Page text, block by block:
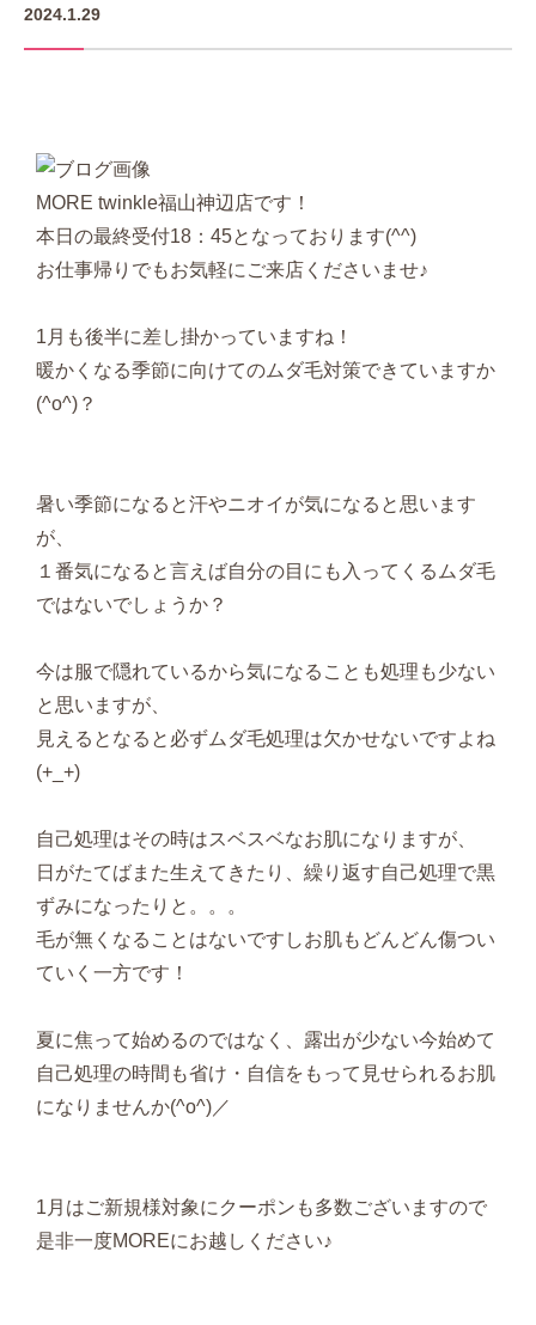
2024.1.29
MORE twinkle福山神辺店です！
本日の最終受付18：45となっております(^^)
お仕事帰りでもお気軽にご来店くださいませ♪
1月も後半に差し掛かっていますね！
暖かくなる季節に向けてのムダ毛対策できていますか
(^o^)？
暑い季節になると汗やニオイが気になると思います
が、
１番気になると言えば自分の目にも入ってくるムダ毛
ではないでしょうか？
今は服で隠れているから気になることも処理も少ない
と思いますが、
見えるとなると必ずムダ毛処理は欠かせないですよね
(+_+)
自己処理はその時はスベスベなお肌になりますが、
日がたてばまた生えてきたり、繰り返す自己処理で黒
ずみになったりと。。。
毛が無くなることはないですしお肌もどんどん傷つい
ていく一方です！
夏に焦って始めるのではなく、露出が少ない今始めて
自己処理の時間も省け・自信をもって見せられるお肌
になりませんか(^o^)／
1月はご新規様対象にクーポンも多数ございますので
是非一度MOREにお越しください♪